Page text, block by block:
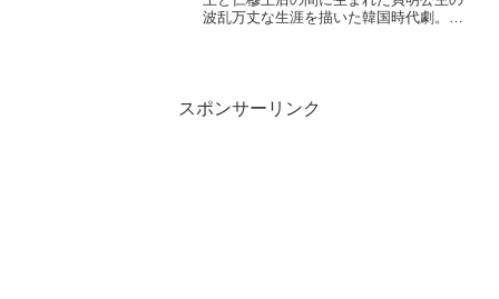
波乱万丈な生涯を描いた韓国時代劇。重
スポンサーリンク